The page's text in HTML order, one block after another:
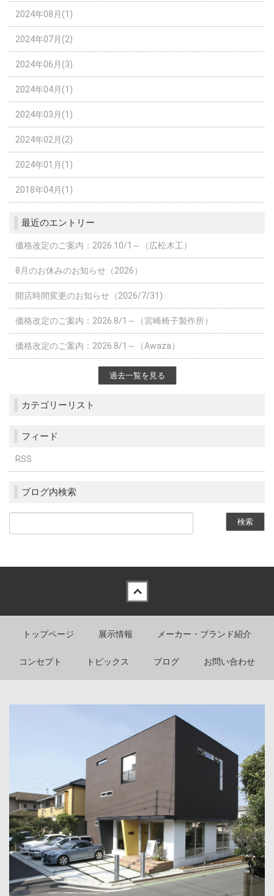
2024年08月(1)
2024年07月(2)
2024年06月(3)
2024年04月(1)
2024年03月(1)
2024年02月(2)
2024年01月(1)
2018年04月(1)
最近のエントリー
価格改定のご案内：2026.10/1～（広松木工）
8月のお休みのお知らせ（2026）
開店時間変更のお知らせ（2026/7/31)
価格改定のご案内：2026.8/1～（宮崎椅子製作所）
価格改定のご案内：2026.8/1～（Awaza）
過去一覧を見る
カテゴリーリスト
フィード
RSS
ブログ内検索
トップページ 展示情報 メーカー・ブランド紹介
コンセプト トピックス ブログ お問い合わせ
Back to top